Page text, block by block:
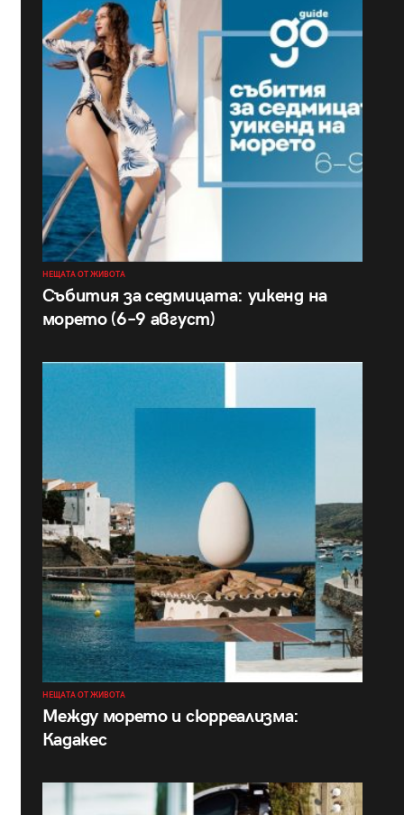
НЕЩАТА ОТ ЖИВОТА
Събития за седмицата: уикенд на
морето (6–9 август)
НЕЩАТА ОТ ЖИВОТА
Между морето и сюрреализма:
Кадакес